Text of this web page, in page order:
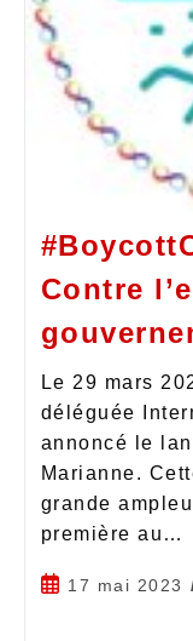
Contre
Le 29 mars
déléguée
annoncé le
Marianne.
grande
première au…
17 mai 2023